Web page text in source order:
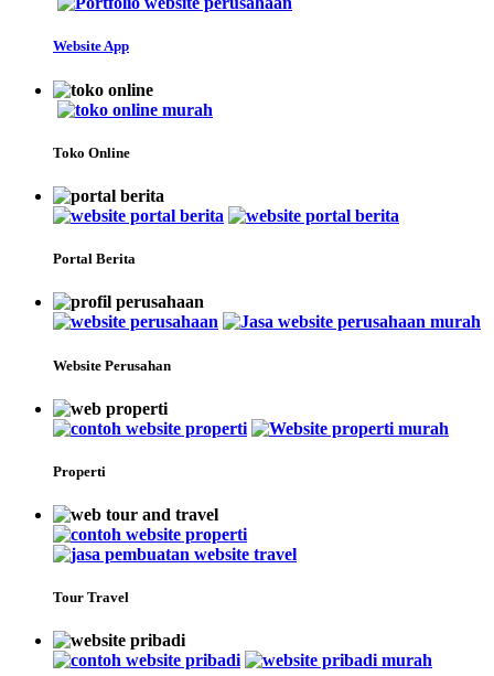
Website App
Toko Online
Portal Berita
Website Perusahan
Properti
Tour Travel